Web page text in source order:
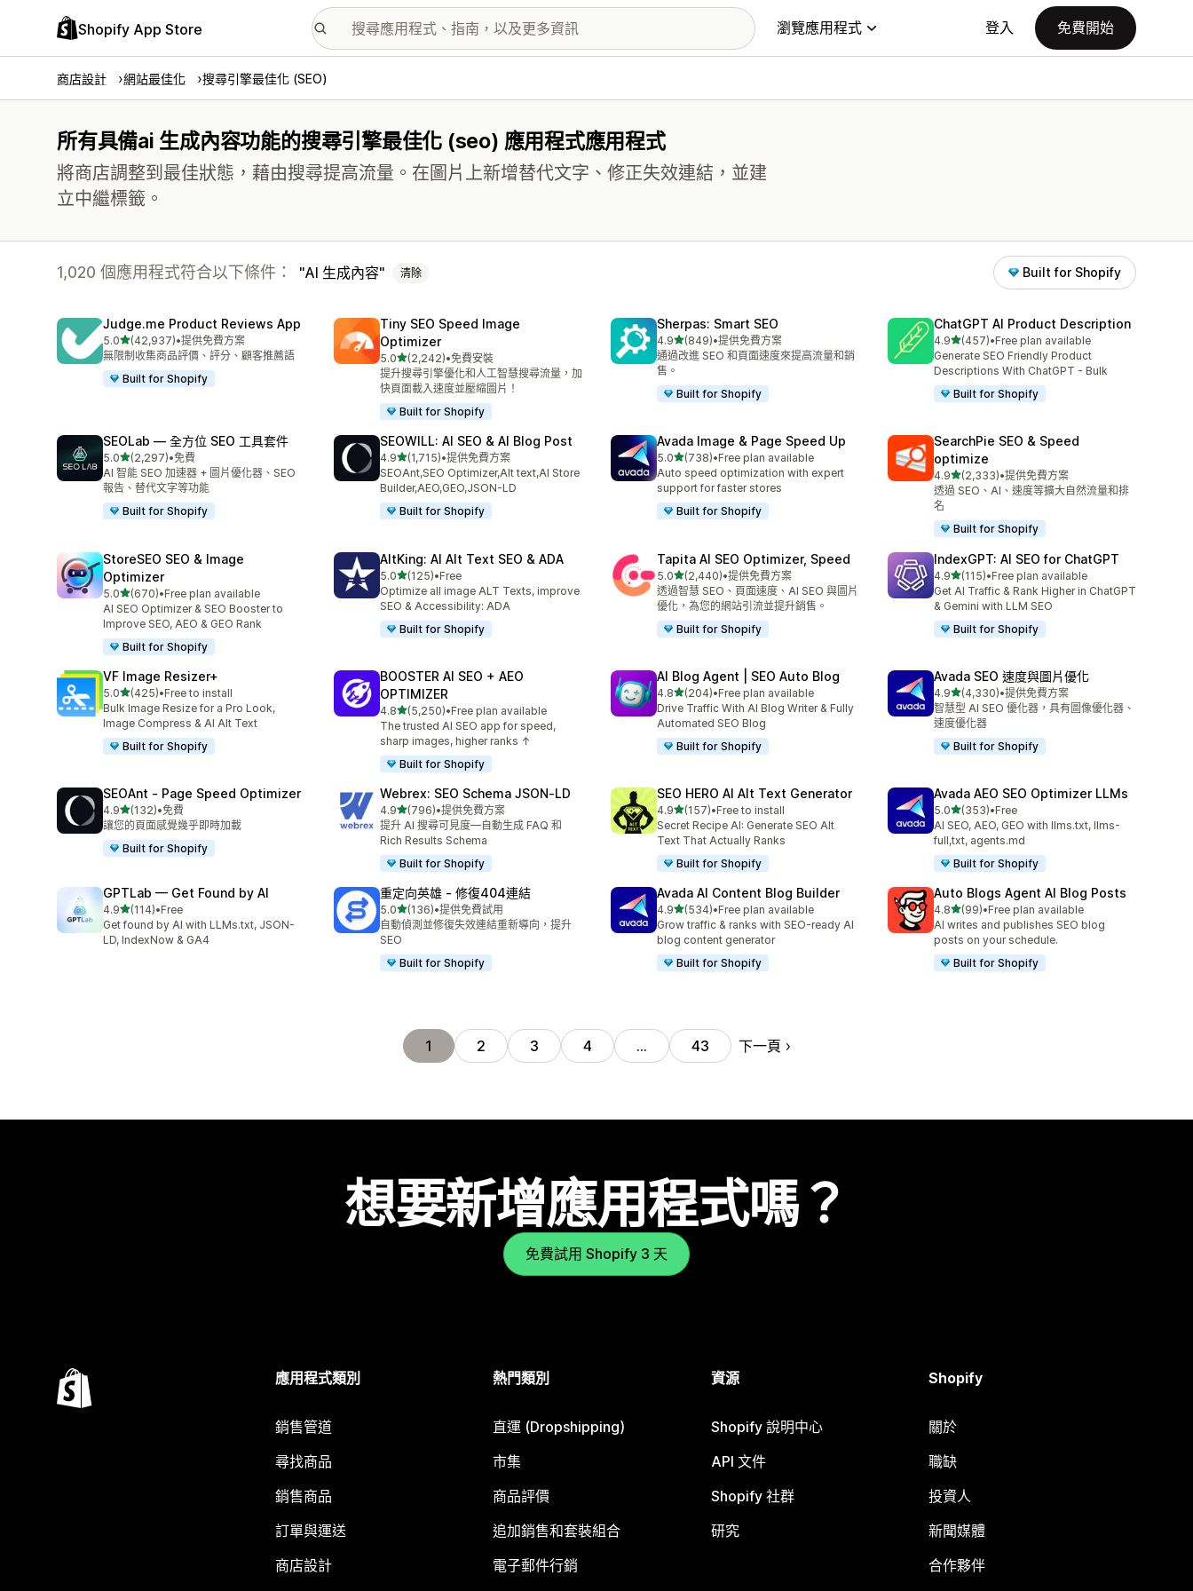
Shopify App Store 瀏覽應用程式 登入 免費開始
商店設計 網站最佳化 搜尋引擎最佳化 (SEO)
所有具備ai 生成內容功能的搜尋引擎最佳化 (seo) 應用程式應用程式
將商店調整到最佳狀態，藉由搜尋提高流量。在圖片上新增替代文字、修正失效連結，並建
立中繼標籤。
1,020 個應用程式符合以下條件： AI 生成內容 清除 Built for Shopify
Judge.me Product Reviews App
5.0滿分 5 顆星
(42,937)
共有 42937 則評價
•提供免費方案
無限制收集商品評價、評分、顧客推薦語
Built for Shopify
Tiny SEO Speed Image
Optimizer
5.0滿分 5 顆星
(2,242)
共有 2242 則評價
•免費安裝
提升搜尋引擎優化和人工智慧搜尋流量，加
快頁面載入速度並壓縮圖片！
Built for Shopify
Sherpas: Smart SEO
4.9滿分 5 顆星
(849)
共有 849 則評價
•提供免費方案
通過改進 SEO 和頁面速度來提高流量和銷
售。
Built for Shopify
ChatGPT AI Product Description
4.9滿分 5 顆星
(457)
共有 457 則評價
•Free plan available
Generate SEO Friendly Product
Descriptions With ChatGPT - Bulk
Built for Shopify
SEOLab — 全方位 SEO 工具套件
5.0滿分 5 顆星
(2,297)
共有 2297 則評價
•免費
AI 智能 SEO 加速器 + 圖片優化器、SEO
報告、替代文字等功能
Built for Shopify
SEOWILL: AI SEO & AI Blog Post
4.9滿分 5 顆星
(1,715)
共有 1715 則評價
•提供免費方案
SEOAnt,SEO Optimizer,Alt text,AI Store
Builder,AEO,GEO,JSON-LD
Built for Shopify
Avada Image & Page Speed Up
5.0滿分 5 顆星
(738)
共有 738 則評價
•Free plan available
Auto speed optimization with expert
support for faster stores
Built for Shopify
SearchPie SEO & Speed
optimize
4.9滿分 5 顆星
(2,333)
共有 2333 則評價
•提供免費方案
透過 SEO、AI、速度等擴大自然流量和排
名
Built for Shopify
StoreSEO SEO & Image
Optimizer
5.0滿分 5 顆星
(670)
共有 670 則評價
•Free plan available
AI SEO Optimizer & SEO Booster to
Improve SEO, AEO & GEO Rank
Built for Shopify
AltKing: AI Alt Text SEO & ADA
5.0滿分 5 顆星
(125)
共有 125 則評價
•Free
Optimize all image ALT Texts, improve
SEO & Accessibility: ADA
Built for Shopify
Tapita AI SEO Optimizer, Speed
5.0滿分 5 顆星
(2,440)
共有 2440 則評價
•提供免費方案
透過智慧 SEO、頁面速度、AI SEO 與圖片
優化，為您的網站引流並提升銷售。
Built for Shopify
IndexGPT: AI SEO for ChatGPT
4.9滿分 5 顆星
(115)
共有 115 則評價
•Free plan available
Get AI Traffic & Rank Higher in ChatGPT
& Gemini with LLM SEO
Built for Shopify
VF Image Resizer+
5.0滿分 5 顆星
(425)
共有 425 則評價
•Free to install
Bulk Image Resize for a Pro Look,
Image Compress & AI Alt Text
Built for Shopify
BOOSTER AI SEO + AEO
OPTIMIZER
4.8滿分 5 顆星
(5,250)
共有 5250 則評價
•Free plan available
The trusted AI SEO app for speed,
sharp images, higher ranks ↑
Built for Shopify
AI Blog Agent | SEO Auto Blog
4.8滿分 5 顆星
(204)
共有 204 則評價
•Free plan available
Drive Traffic With AI Blog Writer & Fully
Automated SEO Blog
Built for Shopify
Avada SEO 速度與圖片優化
4.9滿分 5 顆星
(4,330)
共有 4330 則評價
•提供免費方案
智慧型 AI SEO 優化器，具有圖像優化器、
速度優化器
Built for Shopify
SEOAnt ‑ Page Speed Optimizer
4.9滿分 5 顆星
(132)
共有 132 則評價
•免費
讓您的頁面感覺幾乎即時加載
Built for Shopify
Webrex: SEO Schema JSON‑LD
4.9滿分 5 顆星
(796)
共有 796 則評價
•提供免費方案
提升 AI 搜尋可見度—自動生成 FAQ 和
Rich Results Schema
Built for Shopify
SEO HERO AI Alt Text Generator
4.9滿分 5 顆星
(157)
共有 157 則評價
•Free to install
Secret Recipe AI: Generate SEO Alt
Text That Actually Ranks
Built for Shopify
Avada AEO SEO Optimizer LLMs
5.0滿分 5 顆星
(353)
共有 353 則評價
•Free
AI SEO, AEO, GEO with llms.txt, llms-
full,txt, agents.md
Built for Shopify
GPTLab — Get Found by AI
4.9滿分 5 顆星
(114)
共有 114 則評價
•Free
Get found by AI with LLMs.txt, JSON-
LD, IndexNow & GA4
重定向英雄 ‑ 修復404連結
5.0滿分 5 顆星
(136)
共有 136 則評價
•提供免費試用
自動偵測並修復失效連結重新導向，提升
SEO
Built for Shopify
Avada AI Content Blog Builder
4.9滿分 5 顆星
(534)
共有 534 則評價
•Free plan available
Grow traffic & ranks with SEO-ready AI
blog content generator
Built for Shopify
Auto Blogs Agent AI Blog Posts
4.8滿分 5 顆星
(99)
共有 99 則評價
•Free plan available
AI writes and publishes SEO blog
posts on your schedule.
Built for Shopify
1 2 3 4 … 43 下一頁
想要新增應用程式嗎？
免費試用 Shopify 3 天
應用程式類別
銷售管道
尋找商品
銷售商品
訂單與運送
商店設計
熱門類別
直運 (Dropshipping)
市集
商品評價
追加銷售和套裝組合
電子郵件行銷
資源
Shopify 說明中心
API 文件
Shopify 社群
研究
Shopify
關於
職缺
投資人
新聞媒體
合作夥伴